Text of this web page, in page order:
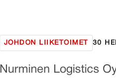
JOHDON LIIKETOIMET 30
Nurminen Logistics